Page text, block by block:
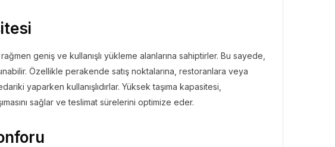
geniş ve kullanışlı yükleme alanlarına sahiptirler. Bu sayede,
Özellikle perakende satış noktalarına, restoranlara veya
yaparken kullanışlıdırlar. Yüksek taşıma kapasitesi,
sağlar ve teslimat sürelerini optimize eder.